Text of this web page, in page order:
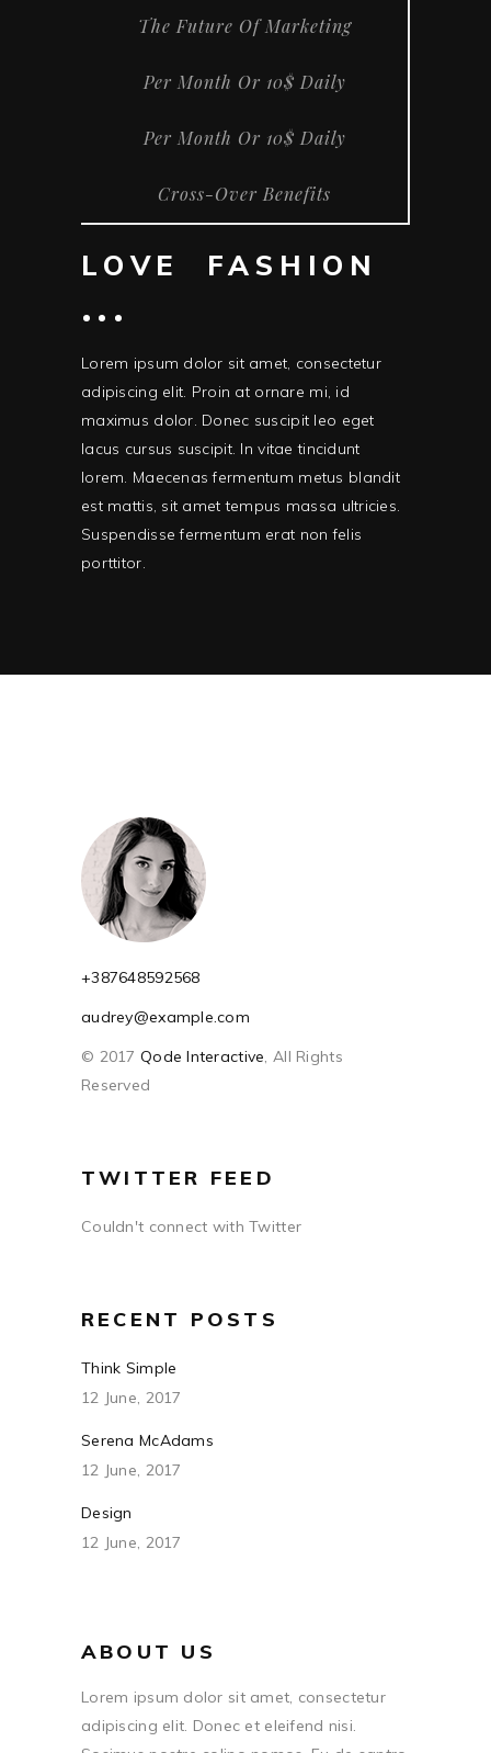
The Future Of Marketing
Per Month Or 10$ Daily
Per Month Or 10$ Daily
Cross-Over Benefits
LOVE FASHION
Lorem ipsum dolor sit amet, consectetur
adipiscing elit. Proin at ornare mi, id
maximus dolor. Donec suscipit leo eget
lacus cursus suscipit. In vitae tincidunt
lorem. Maecenas fermentum metus blandit
est mattis, sit amet tempus massa ultricies.
Suspendisse fermentum erat non felis
porttitor.
+387648592568
audrey@example.com
© 2017 Qode Interactive, All Rights
Reserved
TWITTER FEED
Couldn't connect with Twitter
RECENT POSTS
Think Simple
12 June, 2017
Serena McAdams
12 June, 2017
Design
12 June, 2017
ABOUT US
Lorem ipsum dolor sit amet, consectetur
adipiscing elit. Donec et eleifend nisi.